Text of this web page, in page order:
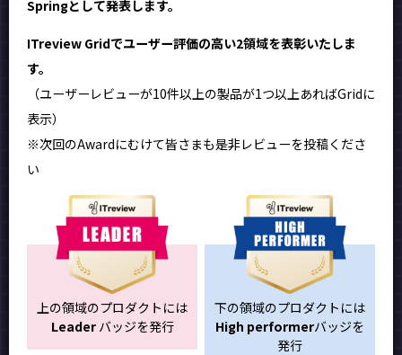
Springとして発表します。
ITreview Gridでユーザー評価の高い2領域を表彰いたしま
す。
（ユーザーレビューが10件以上の製品が1つ以上あればGridに
表示）
※次回のAwardにむけて皆さまも是非レビューを投稿くださ
い
上の領域のプロダクトには
Leaderバッジを発行
下の領域のプロダクトには
High performerバッジを
発行